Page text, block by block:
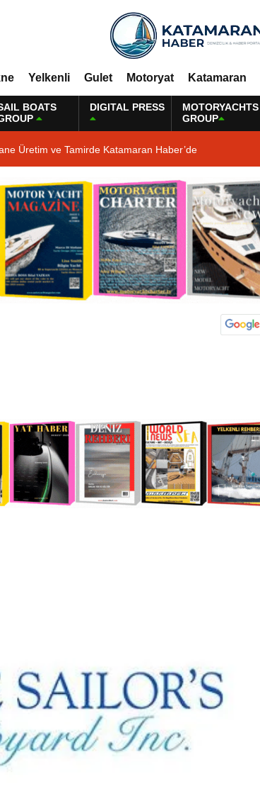
Yelkenli Gulet Motoryat Katamaran
BOATS
DIGITAL PRESS
MOTORYACHTS
GROUP
Üretim ve Tamirde Katamaran Haber’de